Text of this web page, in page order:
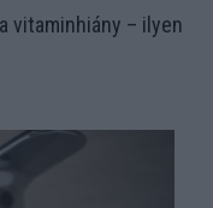
vitaminhiány – ilyen